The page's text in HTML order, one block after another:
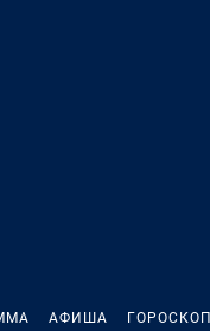
АФИША ГОРОСКОП